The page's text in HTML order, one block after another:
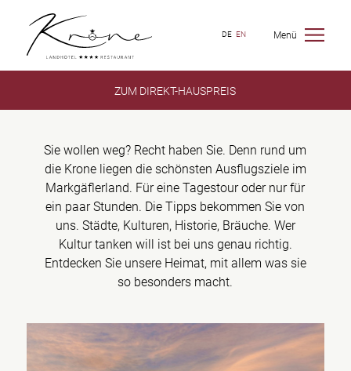
Menü
DE EN
ZUM DIREKT-HAUSPREIS
Sie wollen weg? Recht haben Sie.​ Denn rund um
die Krone liegen die schönsten Ausflugsziele im
Markgäflerland.​ Für eine Tagestour oder nur für
ein paar Stunden.​ Die Tipps bekommen Sie von
uns. Städte, Kulturen, Historie, Bräuche. Wer
Kultur tanken will ist bei uns genau richtig.
Entdecken Sie unsere Heimat, mit allem was sie
so besonders macht.